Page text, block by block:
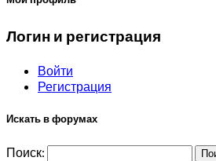
Логин и регистрация
Войти
Регистрация
Искать в форумах
Поиск: